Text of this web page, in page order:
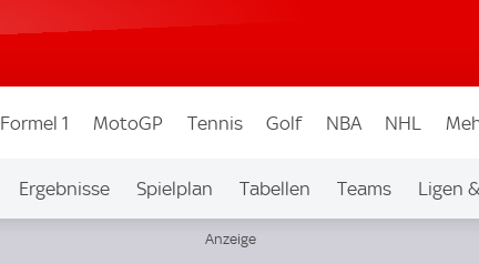
Formel 1 MotoGP Tennis Golf NBA NHL
Ergebnisse Spielplan Tabellen Teams Ligen